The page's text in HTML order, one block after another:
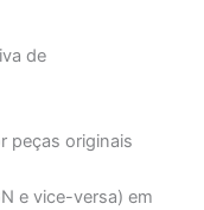
de
peças originais
e vice-versa) em